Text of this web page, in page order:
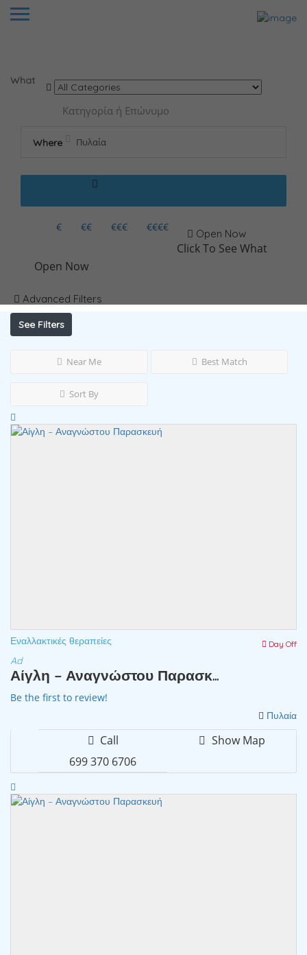
What
Where
€ €€ €€€ €€€€
Open Now
Click To See What
Open Now
Advanced Filters
See Filters
Near Me Best Match
Sort By
Εναλλακτικές θεραπείες Day Off
Ad
Αίγλη – Αναγνώστου Παρασκ...
Be the first to review!
Πυλαία
Call
699 370 6706
Show Map